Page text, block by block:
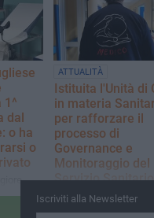
il sistema informatico
1^
dal
o ha
o
ATTUALITÀ
Istituita l'Unità di
in materia
per rafforzare il
processo di
Governance e
Monitoraggio del
Servizio Sanitario
Regionale
Il presidente Decaro
Iscriviti alla Newsletter